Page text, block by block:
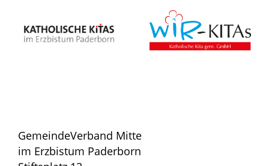
GemeindeVerband Mitte
im Erzbistum Paderborn